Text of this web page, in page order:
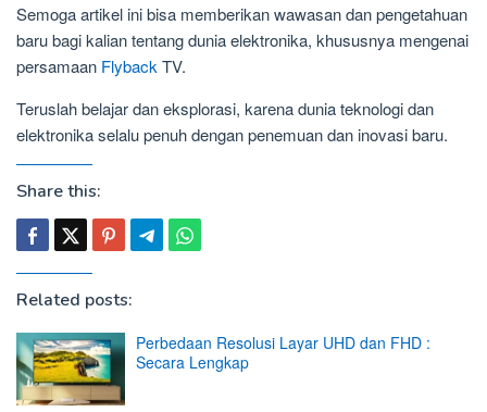
Semoga artikel ini bisa memberikan wawasan dan pengetahuan
baru bagi kalian tentang dunia elektronika, khususnya mengenai
persamaan Flyback TV.
Teruslah belajar dan eksplorasi, karena dunia teknologi dan
elektronika selalu penuh dengan penemuan dan inovasi baru.
Share this:
Related posts:
Perbedaan Resolusi Layar UHD dan FHD :
Secara Lengkap